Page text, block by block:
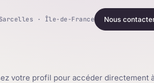
Sarcelles · Île-de-France Nous
votre profil pour accéder directement